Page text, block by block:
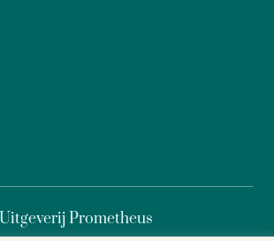
Uitgeverij Prometheus